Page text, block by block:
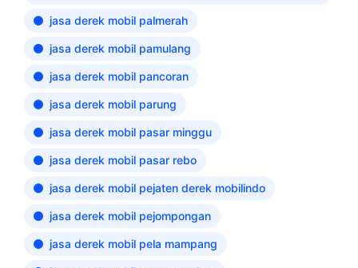
jasa derek mobil palmerah
jasa derek mobil pamulang
jasa derek mobil pancoran
jasa derek mobil parung
jasa derek mobil pasar minggu
jasa derek mobil pasar rebo
jasa derek mobil pejaten derek mobilindo
jasa derek mobil pejompongan
jasa derek mobil pela mampang